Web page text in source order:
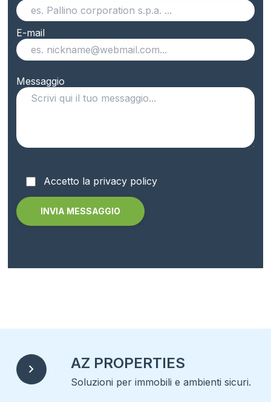
E-mail
Messaggio
Accetto la privacy policy
chevron_right AZ PROPERTIES
Soluzioni per immobili e ambienti sicuri.